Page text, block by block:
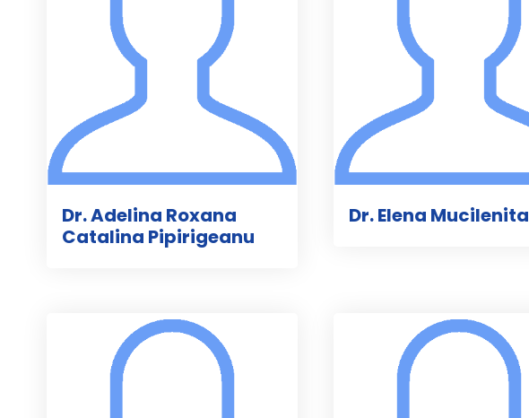
Dr. Adelina Roxana
Catalina Pipirigeanu
Dr. Elena Mucilenita